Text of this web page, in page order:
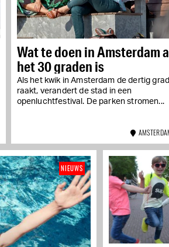
Wat te doen in Amsterdam
het 30 graden is
Als het kwik in Amsterdam de dertig
raakt, verandert de stad in een
openluchtfestival. De parken stromen...
NIEUWS